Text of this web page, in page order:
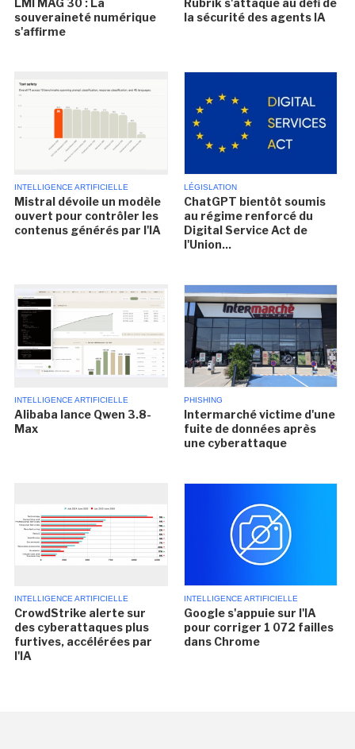
LMI MAG 30 : La
souveraineté numérique
s'affirme
Rubrik s'attaque au défi de
la sécurité des agents IA
INTELLIGENCE ARTIFICIELLE
Mistral dévoile un modèle
ouvert pour contrôler les
contenus générés par l'IA
LÉGISLATION
ChatGPT bientôt soumis
au régime renforcé du
Digital Service Act de
l'Union...
INTELLIGENCE ARTIFICIELLE
Alibaba lance Qwen 3.8-
Max
PHISHING
Intermarché victime d'une
fuite de données après
une cyberattaque
INTELLIGENCE ARTIFICIELLE
CrowdStrike alerte sur
des cyberattaques plus
furtives, accélérées par
l'IA
INTELLIGENCE ARTIFICIELLE
Google s'appuie sur l'IA
pour corriger 1 072 failles
dans Chrome